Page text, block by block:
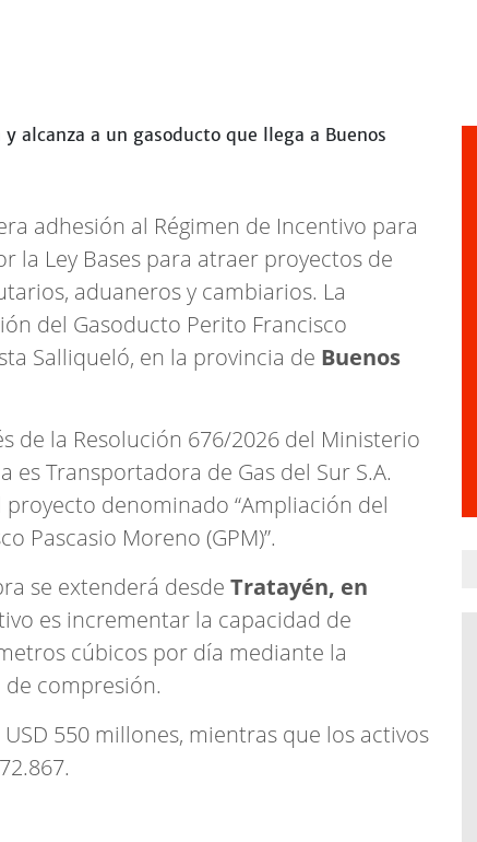
adhesión al Régimen de Incentivo para
la Ley Bases para atraer proyectos de
aduaneros y cambiarios. La
del Gasoducto Perito Francisco
Salliqueló, en la provincia de Buenos
de la Resolución 676/2026 del Ministerio
Transportadora de Gas del Sur S.A.
denominado “Ampliación del
Pascasio Moreno (GPM)”.
se extenderá desde Tratayén, en
es incrementar la capacidad de
cúbicos por día mediante la
compresión.
550 millones, mientras que los activos